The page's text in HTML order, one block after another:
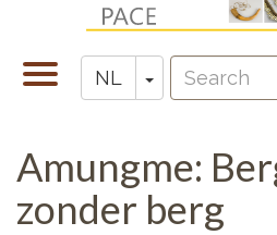
naar
gaan
Navigatie
wisselen
NL Toggle
Zoeken
Search
Amungme:
zonder berg